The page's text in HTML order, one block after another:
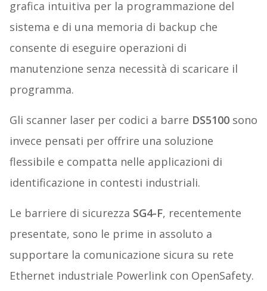
grafica intuitiva per la programmazione del
sistema e di una memoria di backup che
consente di eseguire operazioni di
manutenzione senza necessità di scaricare il
programma.
Gli scanner laser per codici a barre DS5100sono
invece pensati per offrire una soluzione
flessibile e compatta nelle applicazioni di
identificazione in contesti industriali.
Le barriere di sicurezza SG4-F, recentemente
presentate, sono le prime in assoluto a
supportare la comunicazione sicura su rete
Ethernet industriale Powerlink con OpenSafety.